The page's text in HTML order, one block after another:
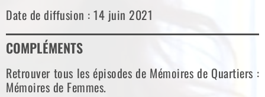
Date de diffusion : 14 juin 2021
COMPLÉMENTS
Retrouver tous les épisodes de Mémoires de Quartiers :
Mémoires de Femmes.